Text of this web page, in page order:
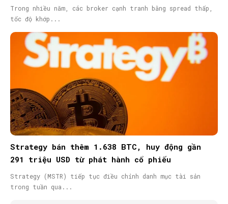
Trong nhiều năm, các broker cạnh tranh bằng spread thấp,
tốc độ khớp...
Strategy bán thêm 1.638 BTC, huy động gần
291 triệu USD từ phát hành cổ phiếu
Strategy (MSTR) tiếp tục điều chỉnh danh mục tài sản
trong tuần qua...